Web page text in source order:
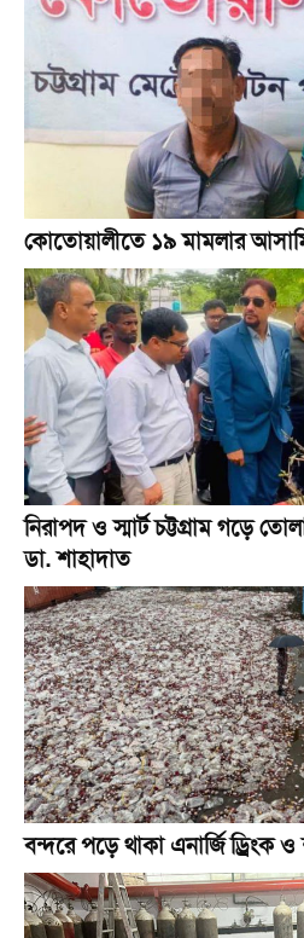
কোতোয়ালীতে ১৯ মামলার আসামি
নিরাপদ ও স্মার্ট চট্টগ্রাম গড়ে
ডা. শাহাদাত
বন্দরে পড়ে থাকা এনার্জি ড্রিংক